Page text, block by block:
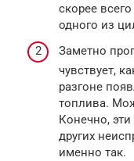
скорее
одного из
Заметно
чувствует,
разгоне
топлива.
Конечно,
других
именно так.